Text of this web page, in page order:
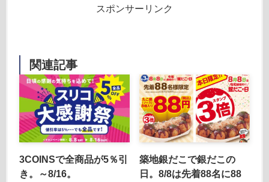
スポンサーリンク
関連記事
3COINSで全商品が5％引
き。～8/16。
築地銀だこで銀だこの
日。8/8は先着88名に88